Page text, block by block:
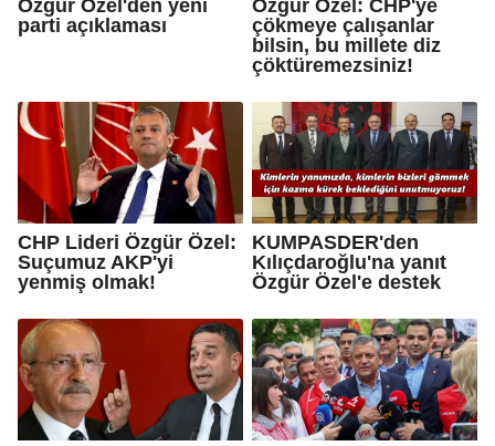
Özgür Özel'den yeni
parti açıklaması
Özgür Özel: CHP'ye
çökmeye çalışanlar
bilsin, bu millete diz
çöktüremezsiniz!
CHP Lideri Özgür Özel:
Suçumuz AKP'yi
yenmiş olmak!
KUMPASDER'den
Kılıçdaroğlu'na yanıt
Özgür Özel'e destek